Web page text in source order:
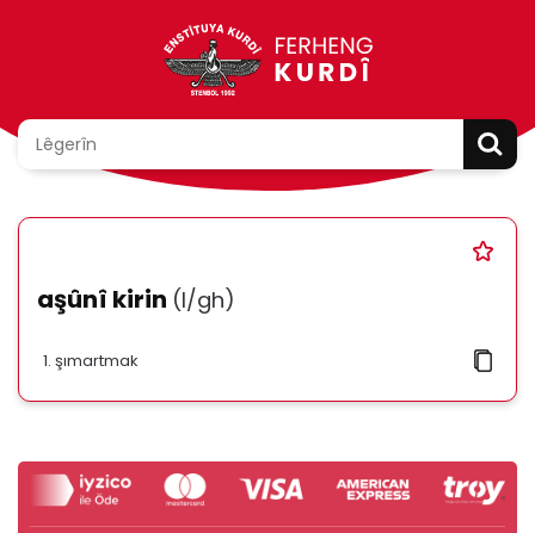
aşûnî kirin (l/gh)
şımartmak